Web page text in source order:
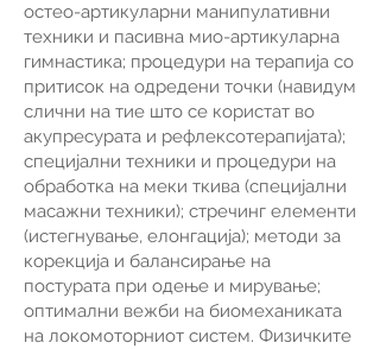
остео-артикуларни манипулативни
техники и пасивна мио-артикуларна
гимнастика; процедури на терапија со
притисок на одредени точки (навидум
слични на тие што се користат во
акупресурата и рефлексотерапијата);
специјални техники и процедури на
обработка на меки ткива (специјални
масажни техники); стречинг елементи
(истегнување, елонгација); методи за
корекција и балансирање на
постурата при одење и мирување;
оптимални вежби на биомеханиката
на локомоторниот систем. Физичките